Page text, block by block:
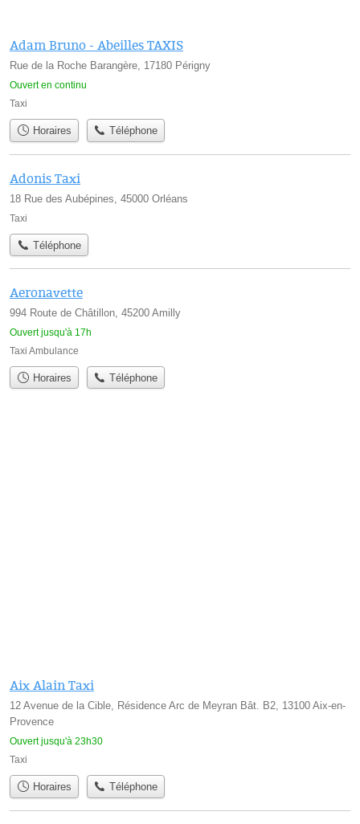
Adam Bruno - Abeilles TAXIS
Rue de la Roche Barangère, 17180 Périgny
Ouvert en continu
Taxi
Horaires Téléphone
Adonis Taxi
18 Rue des Aubépines, 45000 Orléans
Taxi
Téléphone
Aeronavette
994 Route de Châtillon, 45200 Amilly
Ouvert jusqu'à 17h
Taxi Ambulance
Horaires Téléphone
Aix Alain Taxi
12 Avenue de la Cible, Résidence Arc de Meyran Bât. B2, 13100 Aix-en-
Provence
Ouvert jusqu'à 23h30
Taxi
Horaires Téléphone